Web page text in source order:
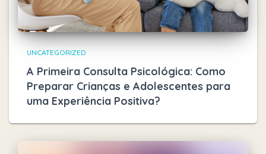
UNCATEGORIZED
A Primeira Consulta Psicológica: Como
Preparar Crianças e Adolescentes para
uma Experiência Positiva?